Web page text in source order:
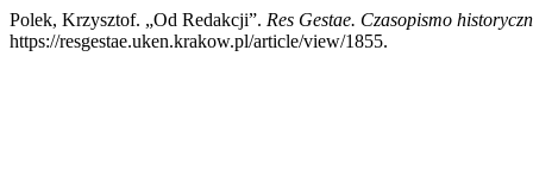
Polek, Krzysztof. „Od Redakcji”. Res Gestae. Czasopismo
https://resgestae.uken.krakow.pl/article/view/1855.